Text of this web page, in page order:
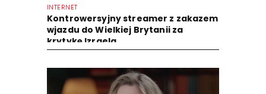
INTERNET
Kontrowersyjny streamer z zakazem
wjazdu do Wielkiej Brytanii za
krytykę Izraela